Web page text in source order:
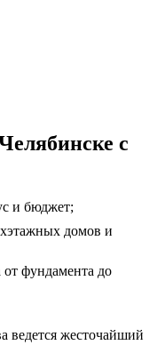
с
и бюджет;
домов и
от фундамента до
ведется жесточайший